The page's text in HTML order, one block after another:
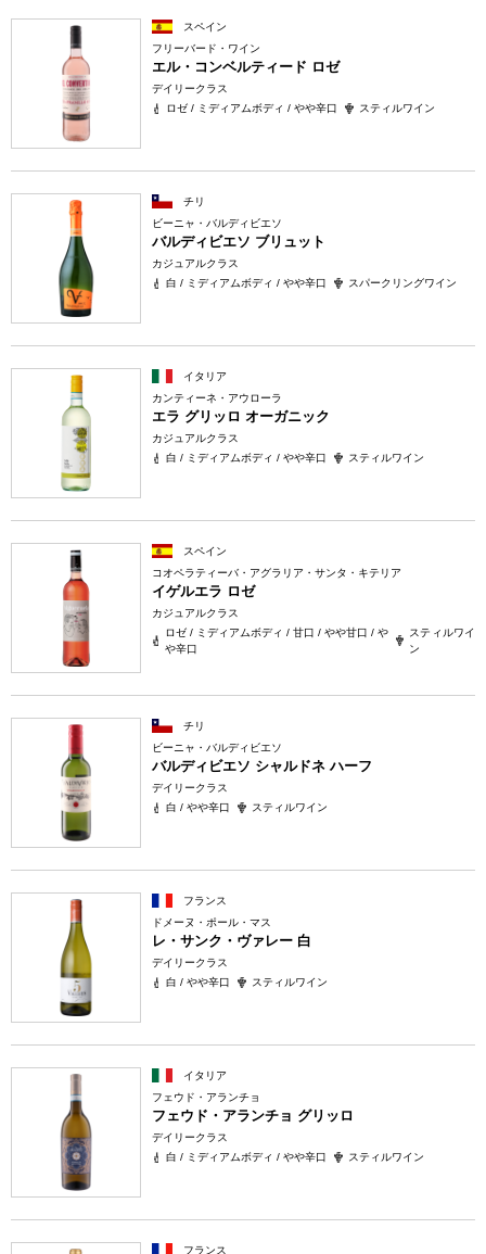
スペイン
フリーバード・ワイン
エル・コンベルティード ロゼ
デイリークラス
ロゼ / ミディアムボディ / やや辛口
スティルワイン
チリ
ビーニャ・バルディビエソ
バルディビエソ ブリュット
カジュアルクラス
白 / ミディアムボディ / やや辛口
スパークリングワイン
イタリア
カンティーネ・アウローラ
エラ グリッロ オーガニック
カジュアルクラス
白 / ミディアムボディ / やや辛口
スティルワイン
スペイン
コオペラティーバ・アグラリア・サンタ・キテリア
イゲルエラ ロゼ
カジュアルクラス
ロゼ / ミディアムボディ / 甘口 / やや甘口 / や
や辛口
スティルワイ
ン
チリ
ビーニャ・バルディビエソ
バルディビエソ シャルドネ ハーフ
デイリークラス
白 / やや辛口
スティルワイン
フランス
ドメーヌ・ポール・マス
レ・サンク・ヴァレー 白
デイリークラス
白 / やや辛口
スティルワイン
イタリア
フェウド・アランチョ
フェウド・アランチョ グリッロ
デイリークラス
白 / ミディアムボディ / やや辛口
スティルワイン
フランス